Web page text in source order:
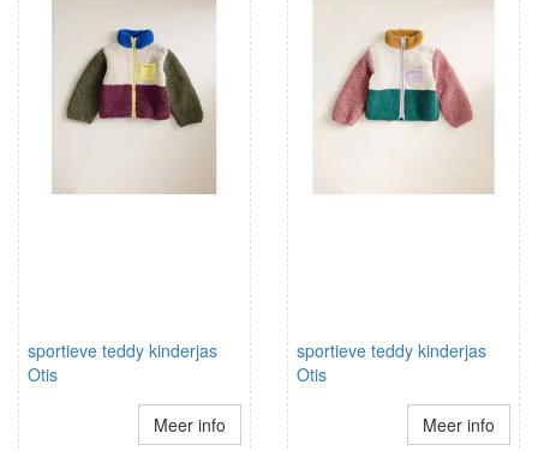
sportieve teddy kinderjas
Otis
Meer info
sportieve teddy kinderjas
Otis
Meer info